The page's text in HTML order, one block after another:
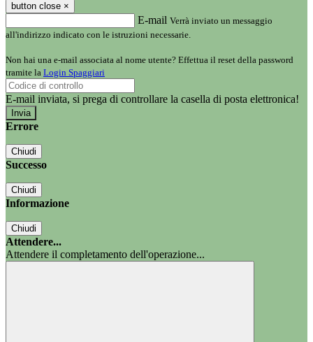
button close ×
E-mail Verrà inviato un messaggio
all'indirizzo indicato con le istruzioni necessarie.
Non hai una e-mail associata al nome utente? Effettua il reset della password
tramite la Login Spaggiari
E-mail inviata, si prega di controllare la casella di posta elettronica!
Errore
Chiudi
Successo
Chiudi
Informazione
Chiudi
Attendere...
Attendere il completamento dell'operazione...